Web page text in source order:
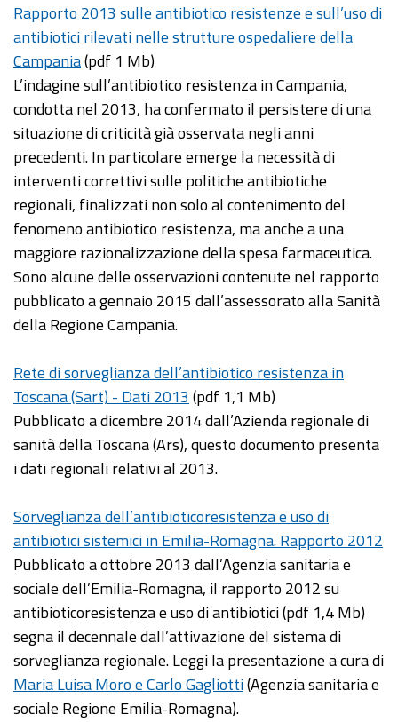
Rapporto 2013 sulle antibiotico resistenze e sull’uso di
antibiotici rilevati nelle strutture ospedaliere della
Campania(pdf 1 Mb)
L’indagine sull’antibiotico resistenza in Campania,
condotta nel 2013, ha confermato il persistere di una
situazione di criticità già osservata negli anni
precedenti. In particolare emerge la necessità di
interventi correttivi sulle politiche antibiotiche
regionali, finalizzati non solo al contenimento del
fenomeno antibiotico resistenza, ma anche a una
maggiore razionalizzazione della spesa farmaceutica.
Sono alcune delle osservazioni contenute nel rapporto
pubblicato a gennaio 2015 dall’assessorato alla Sanità
della Regione Campania.
Rete di sorveglianza dell’antibiotico resistenza in
Toscana (Sart) - Dati 2013 (pdf 1,1 Mb)
Pubblicato a dicembre 2014 dall’Azienda regionale di
sanità della Toscana (Ars), questo documento presenta
i dati regionali relativi al 2013.
Sorveglianza dell’antibioticoresistenza e uso di
antibiotici sistemici in Emilia-Romagna. Rapporto 2012
Pubblicato a ottobre 2013 dall’Agenzia sanitaria e
sociale dell’Emilia-Romagna, il rapporto 2012 su
antibioticoresistenza e uso di antibiotici (pdf 1,4 Mb)
segna il decennale dall’attivazione del sistema di
sorveglianza regionale. Leggi la presentazione a cura di
Maria Luisa Moro e Carlo Gagliotti(Agenzia sanitaria e
sociale Regione Emilia-Romagna).